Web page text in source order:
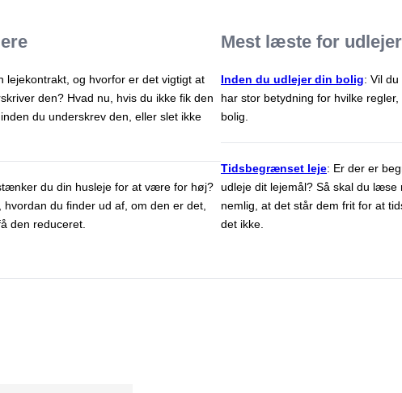
lejekontrakt, og hvorfor er det vigtigt at
den? Hvad nu, hvis du ikke fik den
du underskrev den, eller slet ikke
du din husleje for at være for høj?
du finder ud af, om den er det,
den reduceret.
Mest læste for
Inden du udlejer din bolig: Vil
har stor betydning for hvilke
bolig.
Tidsbegrænset leje: Er der er
udleje dit lejemål? Så skal du
nemlig, at det står dem frit for at
det ikke.